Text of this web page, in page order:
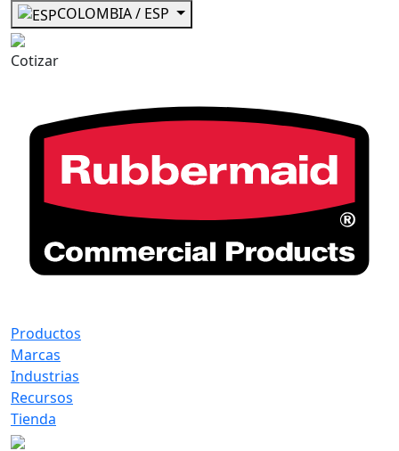
COLOMBIA / ESP
Cotizar
Productos
Marcas
Industrias
Recursos
Tienda